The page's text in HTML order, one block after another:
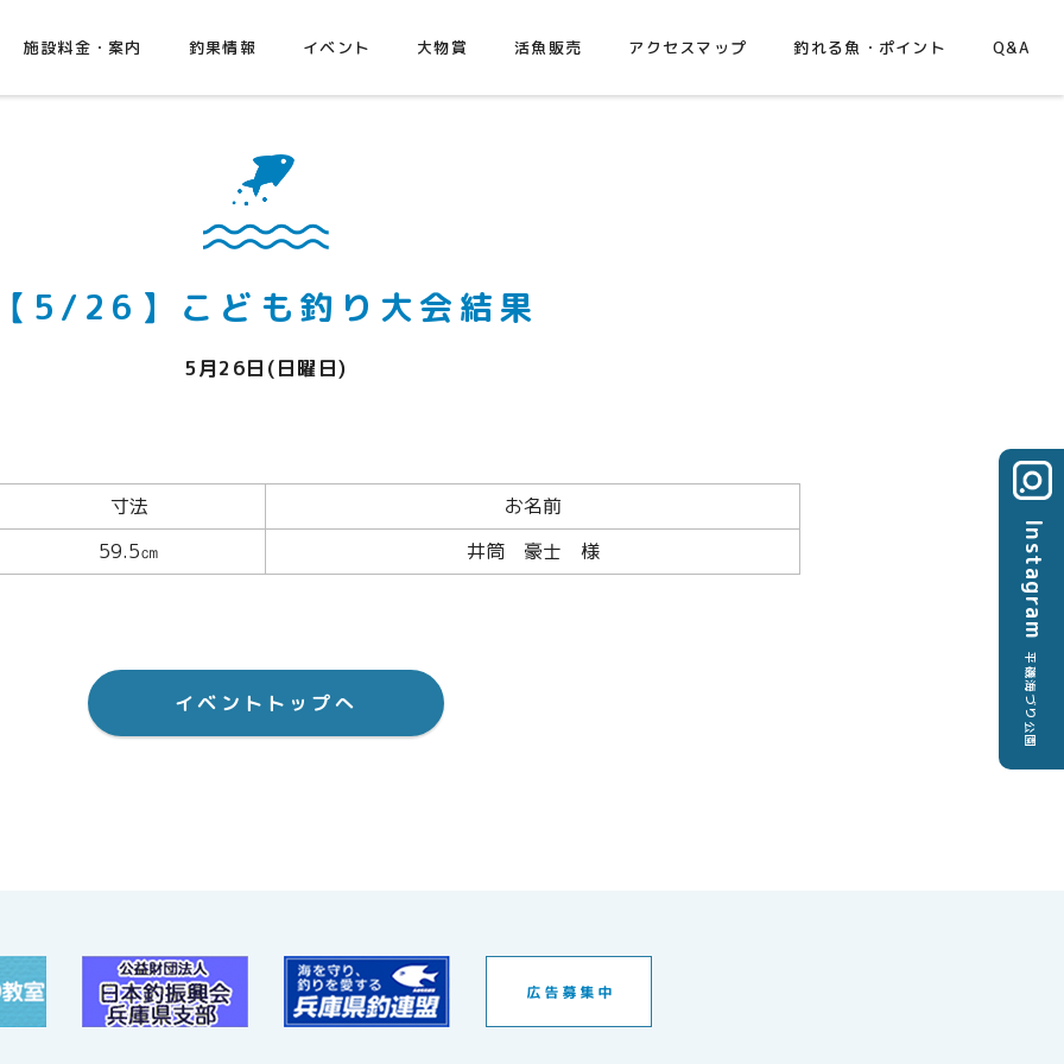
施設料金・案内 釣果情報 イベント 大物賞 活魚販売 アクセスマップ 釣れる魚・ポイント Q&A
5/26】こども釣り大会結果
5月26日(日曜日)
寸法
お名前
59.5㎝
井筒 豪士 様
イベントトップへ
Instagram
平磯海づり公園